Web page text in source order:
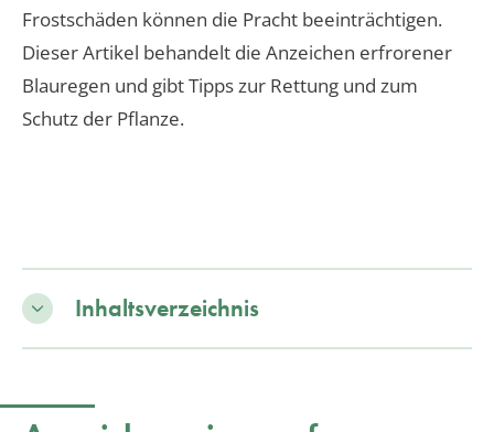
Frostschäden können die Pracht beeinträchtigen.
Dieser Artikel behandelt die Anzeichen erfrorener
Blauregen und gibt Tipps zur Rettung und zum
Schutz der Pflanze.
Inhaltsverzeichnis